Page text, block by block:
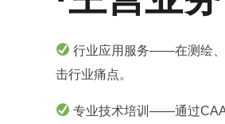
行业应用服务——在测绘、
击行业痛点。
专业技术培训——通过